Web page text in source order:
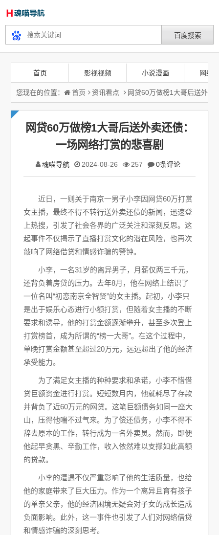
首页 影视视频 小说漫画 网络
您现在的位置： 首页 资讯看点 网贷60万做榜1大哥后送外卖
网贷60万做榜1大哥后送外卖还债：
一场网络打赏的悲喜剧
魂喵导航 2024-08-26 257 0条评论
近日，一则关于南京一男子小李因网贷60万打赏
女主播，最终不得不转行送外卖还债的新闻，迅速登
上热搜，引发了社会各界的广泛关注和深刻反思。这
起事件不仅揭示了直播打赏文化的潜在风险，也再次
敲响了网络借贷和情感诈骗的警钟。
小李，一名31岁的离异男子，月薪仅两三千元，
还背负着房贷的压力。去年8月，他在网络上结识了
一位名叫“初恋南京全智贤”的女主播。起初，小李只
是出于娱乐心态进行小额打赏，但随着女主播的不断
要求和诱导，他的打赏金额逐渐攀升，甚至多次登上
打赏榜首，成为所谓的“榜一大哥”。在这个过程中，
单晚打赏金额甚至超过20万元，远远超出了他的经济
承受能力。
为了满足女主播的种种要求和承诺，小李不惜借
贷巨额资金进行打赏。短短数月内，他就耗尽了存款
并背负了近60万元的网贷。这笔巨额债务如同一座大
山，压得他喘不过气来。为了偿还债务，小李不得不
辞去原本的工作，转行成为一名外卖员。然而，即便
他起早贪黑、辛勤工作，收入依然难以支撑如此高额
的贷款。
小李的遭遇不仅严重影响了他的生活质量，也给
他的家庭带来了巨大压力。作为一个离异且育有孩子
的单亲父亲，他的经济困境无疑会对子女的成长造成
负面影响。此外，这一事件也引发了人们对网络借贷
和情感诈骗的深刻思考。